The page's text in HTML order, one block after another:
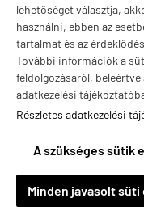
lehetőséget választja,
használni, ebben az
tartalmat és az
További információk a
feldolgozásáról,
adatkezelési
Részletes adatkezelési
A szükséges sütik
Minden javasolt
vitaminstore.hu -
J
Jenei Dunakeszi
Vásárolt a